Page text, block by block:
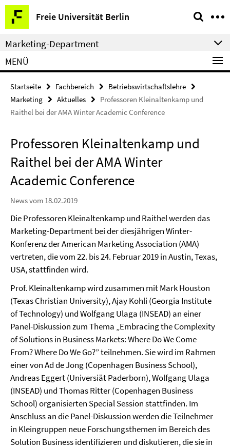
Springe
direkt
zu
Inhalt
Freie Universität Berlin
Service-
Navigation
Marketing-Department
MENÜ
Startseite Fachbereich
Betriebswirtschaftslehre
Marketing
Aktuelles
Professoren Kleinaltenkamp und
Raithel bei der AMA Winter Academic Conference
Professoren Kleinaltenkamp und
Raithel bei der AMA Winter
Academic Conference
News vom 18.02.2019
Die Professoren Kleinaltenkamp und Raithel werden das
Marketing-Department bei der diesjährigen Winter-
Konferenz der American Marketing Association (AMA)
vertreten, die vom 22. bis 24. Februar 2019 in Austin, Texas,
USA, stattfinden wird.
Prof. Kleinaltenkamp wird zusammen mit Mark Houston
(Texas Christian University), Ajay Kohli (Georgia Institute
of Technology) und Wolfgang Ulaga (INSEAD) an einer
Panel-Diskussion zum Thema „Embracing the Complexity
of Solutions in Business Markets: Where Do We Come
From? Where Do We Go?” teilnehmen. Sie wird im Rahmen
einer von Ad de Jong (Copenhagen Business School),
Andreas Eggert (Universiät Paderborn), Wolfgang Ulaga
(INSEAD) und Thomas Ritter (Copenhagen Business
School) organisierten Special Session stattfinden. Im
Anschluss an die Panel-Diskussion werden die Teilnehmer
in Kleingruppen neue Forschungsthemen im Bereich des
Solution Business identifizieren und diskutieren, die sie in